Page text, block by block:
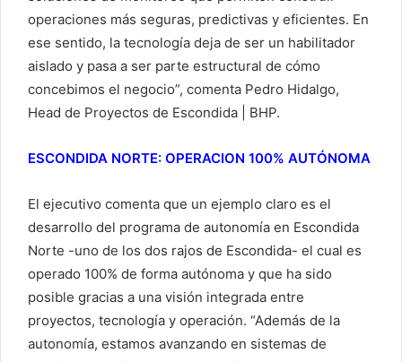
operaciones más seguras, predictivas y eficientes. En
ese sentido, la tecnología deja de ser un habilitador
aislado y pasa a ser parte estructural de cómo
concebimos el negocio”, comenta Pedro Hidalgo,
Head de Proyectos de Escondida | BHP.
ESCONDIDA NORTE: OPERACION 100% AUTÓNOMA
El ejecutivo comenta que un ejemplo claro es el
desarrollo del programa de autonomía en Escondida
Norte -uno de los dos rajos de Escondida- el cual es
operado 100% de forma autónoma y que ha sido
posible gracias a una visión integrada entre
proyectos, tecnología y operación. “Además de la
autonomía, estamos avanzando en sistemas de